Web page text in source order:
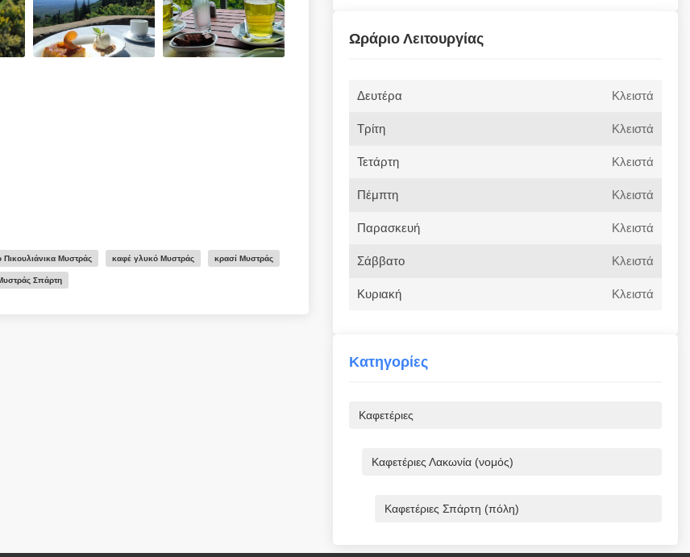
Πικουλιάνικα Μυστράς καφέ γλυκό Μυστράς κρασί Μυστράς
Σπάρτη
Ωράριο Λειτουργίας
Δευτέρα Κλειστά
Τρίτη Κλειστά
Τετάρτη Κλειστά
Πέμπτη Κλειστά
Παρασκευή Κλειστά
Σάββατο Κλειστά
Κυριακή Κλειστά
Κατηγορίες
Καφετέριες
Καφετέριες Λακωνία (νομός)
Καφετέριες Σπάρτη (πόλη)